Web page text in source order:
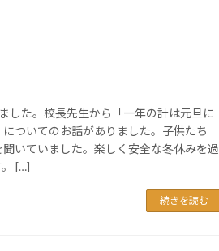
した。校長先生から「一年の計は元旦に
ついてのお話がありました。子供たち
いていました。楽しく安全な冬休みを過
[…]
続きを読む